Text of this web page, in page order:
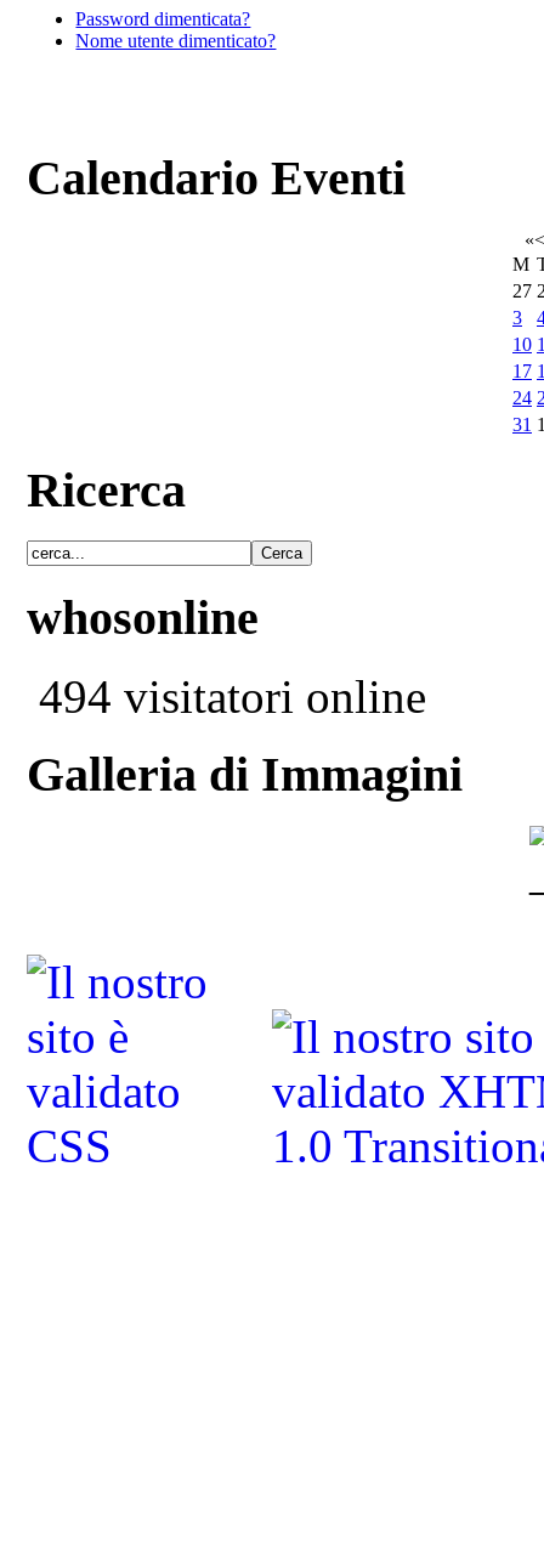
Password dimenticata?
Nome utente dimenticato?
Calendario Eventi
«<
M
27
3
10
17
24
31
Ricerca
whosonline
494 visitatori online
Galleria di Immagini